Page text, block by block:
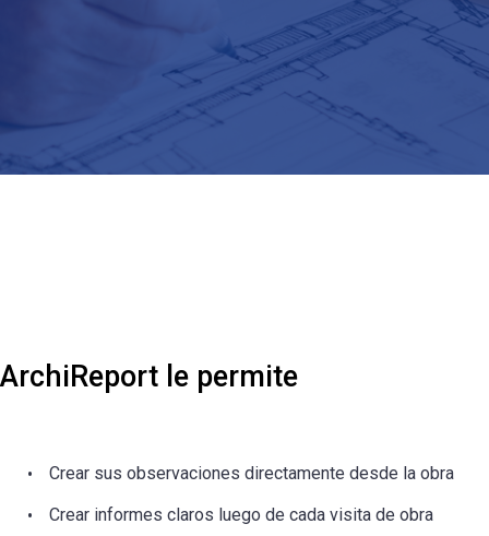
ArchiReport le permite
Crear sus observaciones directamente desde la obra
Crear informes claros luego de cada visita de obra